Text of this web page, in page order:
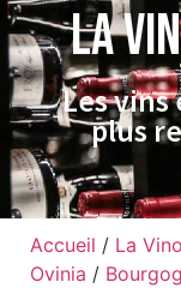
La
Les
plus
Accueil / La
Ovinia /